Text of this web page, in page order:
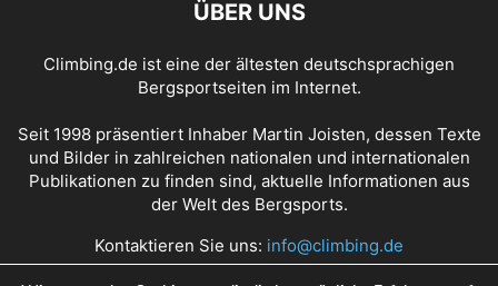
ÜBER UNS
Climbing.de ist eine der ältesten deutschsprachigen
Bergsportseiten im Internet.
Seit 1998 präsentiert Inhaber Martin Joisten, dessen Texte
und Bilder in zahlreichen nationalen und internationalen
Publikationen zu finden sind, aktuelle Informationen aus
der Welt des Bergsports.
Kontaktieren Sie uns: info@climbing.de